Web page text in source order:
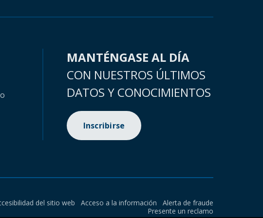
MANTÉNGASE AL DÍA
CON NUESTROS ÚLTIMOS
DATOS Y CONOCIMIENTOS
Inscribirse
del sitio web Acceso a la información
Alerta de fraude
Presente un reclamo